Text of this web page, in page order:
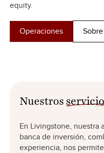
equity.
Operaciones
Nuestros
En Livingstone, nuestra
banca de inversión,
experiencia, nos